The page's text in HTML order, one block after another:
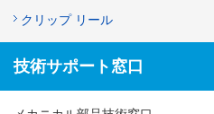
クリップ リール
技術サポート窓口